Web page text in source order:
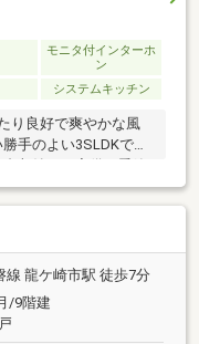
モニタ付インターホ
ン
システムキッチン
り良好で爽やかな風
手のよい3SLDKで、
ます。久保台小学校
しい立地。スーパー
暮らしやすさ満点で
仕様も嬉しいポイン
新生活を是非ご検討く
）、エレベーター、
線龍ヶ崎市駅 約
台中学校 約1.3km
線 龍ケ崎市駅 徒歩7分
/9階建